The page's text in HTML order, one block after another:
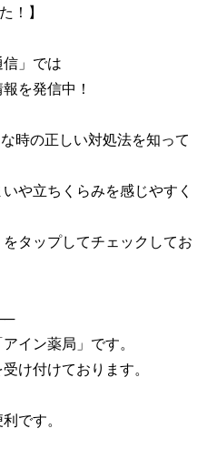
！】
」では
を発信中！
時の正しい対処法を知って
や立ちくらみを感じやすく
タップしてチェックしてお
イン薬局」です。
け付けております。
です。